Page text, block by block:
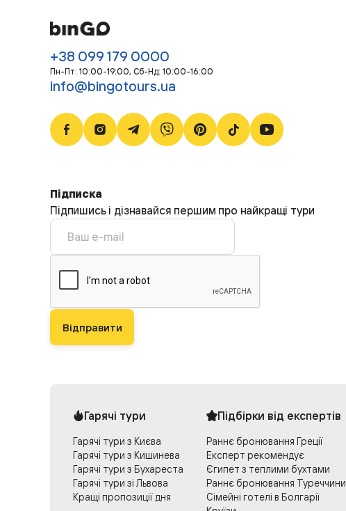
+38 099 179 0000
Пн-Пт: 10:00-19:00, Сб-Нд: 10:00-16:00
info@bingotours.ua
Підписка
Підпишись і дізнавайся першим про найкращі тури
Відправити
Гарячі тури
Гарячі тури з Києва
Гарячі тури з Кишинева
Гарячі тури з Бухареста
Гарячі тури зі Львова
Кращі пропозиції дня
Підбірки від експертів
Раннє бронювання Греції
Експерт рекомендує
Єгипет з теплими бухтами
Раннє бронювання Туреччини
Сімейні готелі в Болгарії